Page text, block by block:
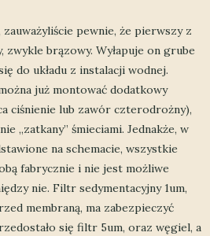
pewnie, że pierwszy z
brązowy. Wyłapuje on grube
do układu z instalacji wodnej.
już montować dodatkowy
ciśnienie lub zawór czterodrożny),
„zatkany” śmieciami. Jednakże, w
na schemacie, wszystkie
fabrycznie i nie jest możliwe
nie. Filtr sedymentacyjny 1um,
membraną, ma zabezpieczyć
się filtr 5um, oraz węgiel, a